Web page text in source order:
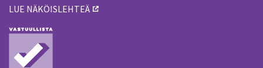
LUE NÄKÖISLEHTEÄ